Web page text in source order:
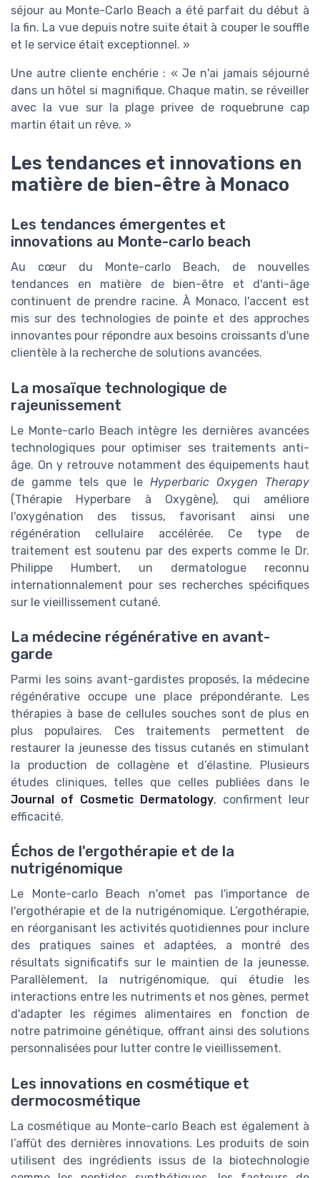
séjour au Monte-Carlo Beach a été parfait du début à
la fin. La vue depuis notre suite était à couper le souffle
et le service était exceptionnel. »
Une autre cliente enchérie : « Je n'ai jamais séjourné
dans un hôtel si magnifique. Chaque matin, se réveiller
avec la vue sur la plage privee de roquebrune cap
martin était un rêve. »
Les tendances et innovations en
matière de bien-être à Monaco
Les tendances émergentes et
innovations au Monte-carlo beach
Au cœur du Monte-carlo Beach, de nouvelles
tendances en matière de bien-être et d'anti-âge
continuent de prendre racine. À Monaco, l'accent est
mis sur des technologies de pointe et des approches
innovantes pour répondre aux besoins croissants d'une
clientèle à la recherche de solutions avancées.
La mosaïque technologique de
rajeunissement
Le Monte-carlo Beach intègre les dernières avancées
technologiques pour optimiser ses traitements anti-
âge. On y retrouve notamment des équipements haut
de gamme tels que le Hyperbaric Oxygen Therapy
(Thérapie Hyperbare à Oxygène), qui améliore
l'oxygénation des tissus, favorisant ainsi une
régénération cellulaire accélérée. Ce type de
traitement est soutenu par des experts comme le Dr.
Philippe Humbert, un dermatologue reconnu
internationnalement pour ses recherches spécifiques
sur le vieillissement cutané.
La médecine régénérative en avant-
garde
Parmi les soins avant-gardistes proposés, la médecine
régénérative occupe une place prépondérante. Les
thérapies à base de cellules souches sont de plus en
plus populaires. Ces traitements permettent de
restaurer la jeunesse des tissus cutanés en stimulant
la production de collagène et d’élastine. Plusieurs
études cliniques, telles que celles publiées dans le
Journal of Cosmetic Dermatology, confirment leur
efficacité.
Échos de l'ergothérapie et de la
nutrigénomique
Le Monte-carlo Beach n'omet pas l'importance de
l'ergothérapie et de la nutrigénomique. L’ergothérapie,
en réorganisant les activités quotidiennes pour inclure
des pratiques saines et adaptées, a montré des
résultats significatifs sur le maintien de la jeunesse.
Parallèlement, la nutrigénomique, qui étudie les
interactions entre les nutriments et nos gènes, permet
d'adapter les régimes alimentaires en fonction de
notre patrimoine génétique, offrant ainsi des solutions
personnalisées pour lutter contre le vieillissement.
Les innovations en cosmétique et
dermocosmétique
La cosmétique au Monte-carlo Beach est également à
l’affût des dernières innovations. Les produits de soin
utilisent des ingrédients issus de la biotechnologie